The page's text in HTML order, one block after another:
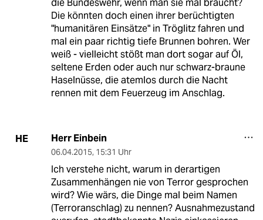
die Bundeswehr, wenn man sie mal braucht?
Die könnten doch einen ihrer berüchtigten
"humanitären Einsätze" in Tröglitz fahren und
mal ein paar richtig tiefe Brunnen bohren. Wer
weiß - vielleicht stößt man dort sogar auf Öl,
seltene Erden oder auch nur schwarz-braune
Haselnüsse, die atemlos durch die Nacht
rennen mit dem Feuerzeug im Anschlag.
HE Herr Einbein
06.04.2015, 15:31 Uhr
Ich verstehe nicht, warum in derartigen
Zusammenhängen nie von Terror gesprochen
wird? Wie wärs, die Dinge mal beim Namen
(Terroranschlag) zu nennen? Ausnahmezustand